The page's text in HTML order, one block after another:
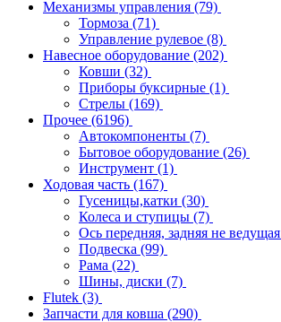
Механизмы управления (79)
Тормоза (71)
Управление рулевое (8)
Навесное оборудование (202)
Ковши (32)
Приборы буксирные (1)
Стрелы (169)
Прочее (6196)
Автокомпоненты (7)
Бытовое оборудование (26)
Инструмент (1)
Ходовая часть (167)
Гусеницы,катки (30)
Колеса и ступицы (7)
Ось передняя, задняя не ведущая
Подвеска (99)
Рама (22)
Шины, диски (7)
Flutek (3)
Запчасти для ковша (290)